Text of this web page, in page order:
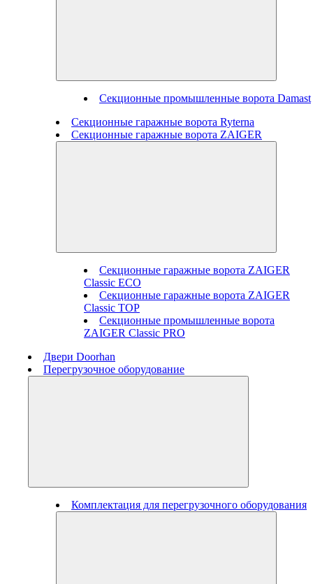
Секционные промышленные ворота Damast
Секционные гаражные ворота Ryterna
Секционные гаражные ворота ZAIGER
Секционные гаражные ворота ZAIGER
Classic ECO
Секционные гаражные ворота ZAIGER
Classic TOP
Секционные промышленные ворота
ZAIGER Classic PRO
Двери Doorhan
Перегрузочное оборудование
Комплектация для перегрузочного оборудования